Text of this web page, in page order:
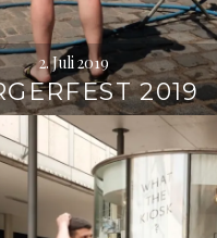
2. Juli 2019
2019